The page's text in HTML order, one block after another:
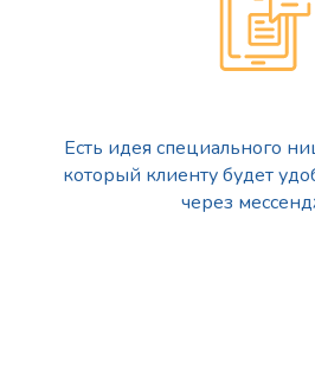
Есть идея специального
который клиенту будет
через